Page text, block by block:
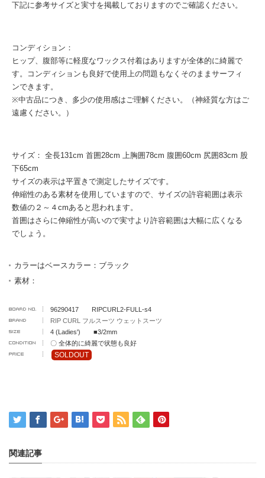
下記に参考サイズと実寸を掲載しておりますのでご確認ください。
コンディション：
ヒップ、腹部等に軽度なワックス付着はありますが全体的に綺麗で
す。コンディションも良好で使用上の問題もなくそのままサーフィ
ンできます。
※中古品につき、多少の使用感はご理解ください。（神経質な方はご
遠慮ください。）
サイズ： 全長131cm 首囲28cm 上胸囲78cm 腹囲60cm 尻囲83cm 股
下65cm
サイズの表示は平置きで測定したサイズです。
伸縮性のある素材を使用していますので、サイズの許容範囲は表示
数値の２～４cmあると思われます。
首囲はさらに伸縮性が高いので実寸より許容範囲は大幅に広くなる
でしょう。
カラーはベースカラー：ブラック
素材：
96290417 RIPCURL2-FULL-s4
RIP CURL フルスーツ ウェットスーツ
4 (Ladies') ■3/2mm
〇 全体的に綺麗で状態も良好
SOLDOUT
関連記事